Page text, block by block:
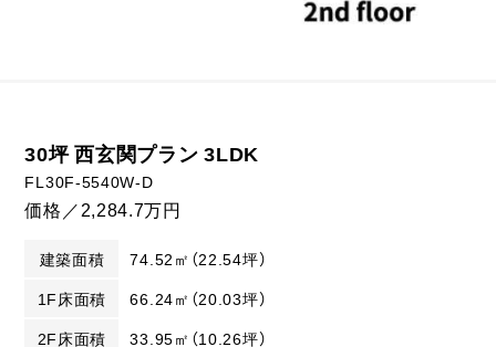
30坪 西玄関プラン 3LDK
FL30F-5540W-D
価格／2,284.7万円
建築面積
74.52㎡（22.54坪）
1F床面積
66.24㎡（20.03坪）
2F床面積
33.95㎡（10.26坪）